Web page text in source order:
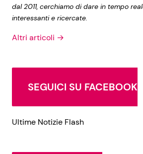
dal 2011, cerchiamo di dare in tempo
interessanti e ricercate.
Altri articoli →
SEGUICI SU FACEBOOK
Ultime Notizie Flash